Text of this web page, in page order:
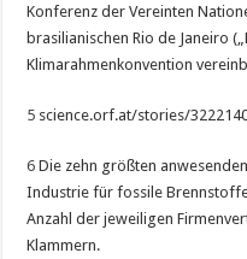
Konferenz der Vereinten
brasilianischen Rio de Janeiro
Klimarahmenkonvention
5 science.orf.at/stories/
6 Die zehn größten
Industrie für fossile
Anzahl der jeweiligen
Klammern.